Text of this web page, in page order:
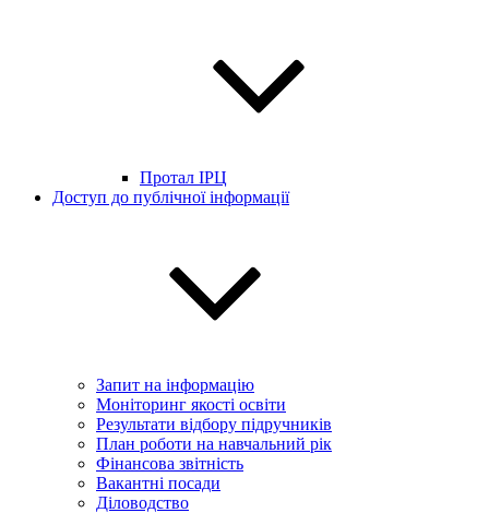
Протал ІРЦ
Доступ до публічної інформації
Запит на інформацію
Моніторинг якості освіти
Результати відбору підручників
План роботи на навчальний рік
Фінансова звітність
Вакантні посади
Діловодство